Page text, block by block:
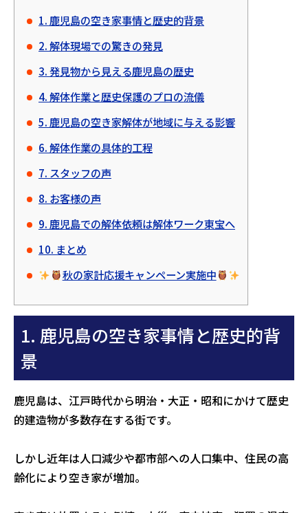
1. 鹿児島の空き家事情と歴史的背景
2. 解体現場での驚きの発見
3. 発見物から見える鹿児島の歴史
4. 解体作業と歴史保護のプロの流儀
5. 鹿児島の空き家解体が地域に与える影響
6. 解体作業の具体的工程
7. スタッフの声
8. お客様の声
9. 鹿児島での解体依頼は解体ワーク東宝へ
10. まとめ
秋の家計応援キャンペーン実施中
1. 鹿児島の空き家事情と歴史的背
景
鹿児島は、江戸時代から明治・大正・昭和にかけて歴史
的建造物が多数存在する街です。
しかし近年は人口減少や都市部への人口集中、住民の高
齢化により空き家が増加。